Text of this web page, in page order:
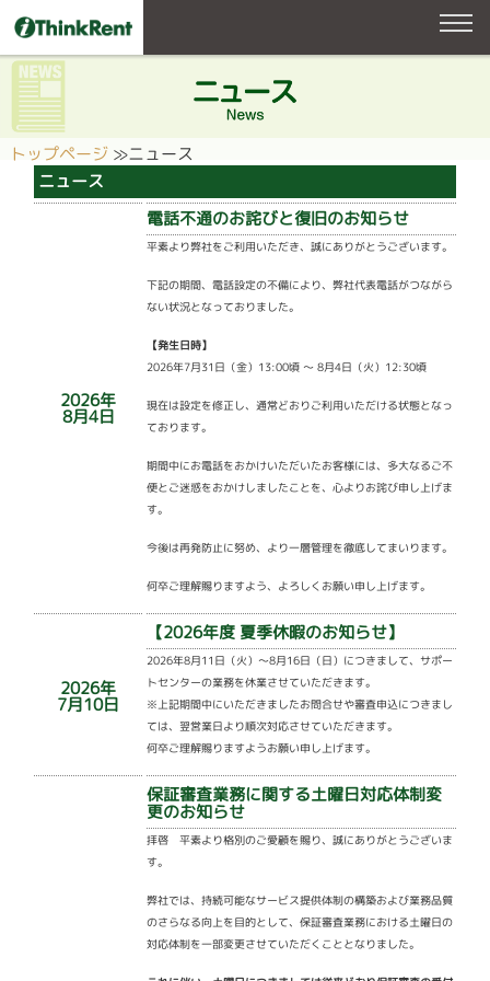
トップページ≫ニュース
ニュース
2026年
8月4日
電話不通のお詫びと復旧のお知らせ
平素より弊社をご利用いただき、誠にありがとうございます。
下記の期間、電話設定の不備により、弊社代表電話がつながら
ない状況となっておりました。
【発生日時】
2026年7月31日（金）13:00頃 ～ 8月4日（火）12:30頃
現在は設定を修正し、通常どおりご利用いただける状態となっ
ております。
期間中にお電話をおかけいただいたお客様には、多大なるご不
便とご迷惑をおかけしましたことを、心よりお詫び申し上げま
す。
今後は再発防止に努め、より一層管理を徹底してまいります。
何卒ご理解賜りますよう、よろしくお願い申し上げます。
2026年
7月10日
【2026年度 夏季休暇のお知らせ】
2026年8月11日（火）～8月16日（日）につきまして、サポー
トセンターの業務を休業させていただきます。
※上記期間中にいただきましたお問合せや審査申込につきまし
ては、翌営業日より順次対応させていただきます。
何卒ご理解賜りますようお願い申し上げます。
保証審査業務に関する土曜日対応体制変
更のお知らせ
拝啓 平素より格別のご愛顧を賜り、誠にありがとうございま
す。
弊社では、持続可能なサービス提供体制の構築および業務品質
のさらなる向上を目的として、保証審査業務における土曜日の
対応体制を一部変更させていただくこととなりました。